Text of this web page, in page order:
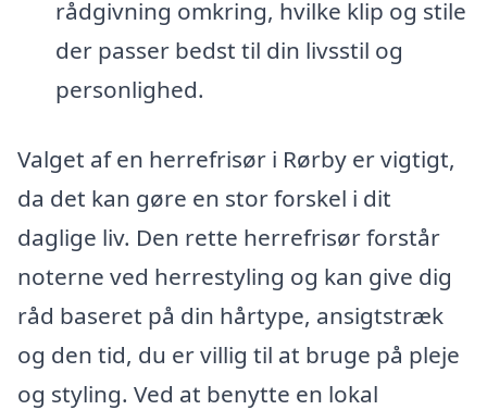
rådgivning omkring, hvilke klip og stile
der passer bedst til din livsstil og
personlighed.
Valget af en herrefrisør i Rørby er vigtigt,
da det kan gøre en stor forskel i dit
daglige liv. Den rette herrefrisør forstår
noterne ved herrestyling og kan give dig
råd baseret på din hårtype, ansigtstræk
og den tid, du er villig til at bruge på pleje
og styling. Ved at benytte en lokal